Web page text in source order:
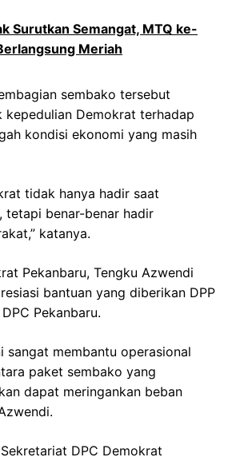
Surutkan Semangat, MTQ ke-
Meriah
sembako tersebut
kepedulian Demokrat terhadap
kondisi ekonomi yang masih
tidak hanya hadir saat
tetapi benar-benar hadir
katanya.
Pekanbaru, Tengku Azwendi
bantuan yang diberikan DPP
Pekanbaru.
sangat membantu operasional
paket sembako yang
dapat meringankan beban
DPC Demokrat